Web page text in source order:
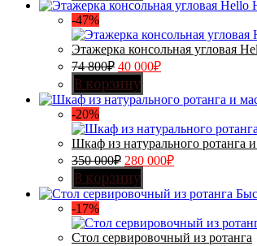
-47%
Этажерка консольная угловая
74 800₽ 40 000₽
В корзину
-20%
Шкаф из натурального ротанга
350 000₽ 280 000₽
В корзину
-17%
Стол сервировочный из ротанга